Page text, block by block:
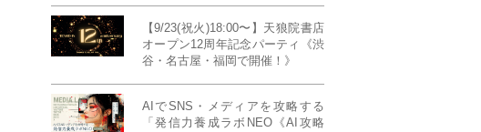
【9/23(祝火)18:00〜】天狼院書店
オープン12周年記念パーティ《渋
谷・名古屋・福岡で開催！》
AIでSNS・メディアを攻略する
「発信力養成ラボNEO《AI攻略